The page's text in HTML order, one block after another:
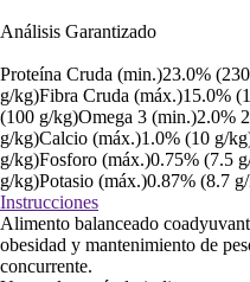
Análisis Garantizado
Proteína Cruda (min.)23.0%
g/kg)Fibra Cruda (máx.)15.0%
(100 g/kg)Omega 3 (min.)2.0%
g/kg)Calcio (máx.)1.0% (10 g/
g/kg)Fosforo (máx.)0.75% (7.5
g/kg)Potasio (máx.)0.87% (8.7
Instrucciones
Alimento balanceado
obesidad y mantenimiento de
concurrente.